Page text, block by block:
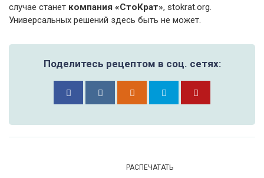
случае станет компания «СтоКрат», stokrat.org.
Универсальных решений здесь быть не может.
Поделитесь рецептом в соц. сетях:
РАСПЕЧАТАТЬ